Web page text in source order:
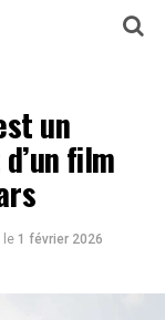
un
film
le 1 février 2026